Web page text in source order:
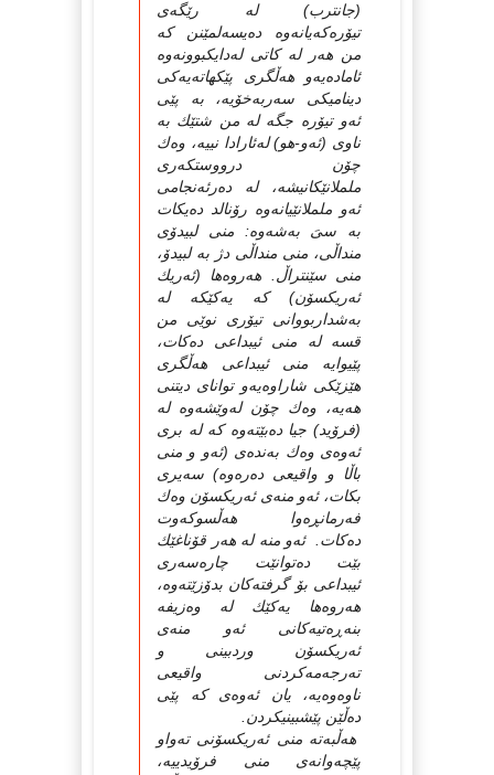
(جانترب) لە رێگەى
تیۆرەكەیانەوە دەیسەلمێنن كە
من هەر لە كاتى لەدایكبوونەوە
ئامادەیەو هەڵگرى پێكهاتەیەكى
دینامیكى سەربەخۆیە، بە پێى
ئەو تیۆرە جگە لە من شتێك بە
ناوى (ئەو-هو) لەئارادا نییە، وەك
چۆن درووستكەرى
ململانێكانیشە، لە دەرئەنجامى
ئەو ململانێیانەوە رۆنالد دەیكات
بە سىَ بەشەوە: منى لبیدۆى
منداڵى، منى منداڵى دژ بە لبیدۆ،
منى سێنتراڵ. هەروەها (ئەریك
ئەریكسۆن) كە یەكێكە لە
بەشداربووانى تیۆرى نوێى من
قسە لە منى ئیبداعى دەكات،
پێیوایە منى ئیبداعى هەڵگرى
هێزێكى شاراوەیەو تواناى دیتنى
هەیە، وەك چۆن لەوێشەوە لە
(فرۆید) جیا دەبێتەوە كە لە برى
ئەوەى وەك بەندەى (ئەو و منى
باڵا و واقیعى دەرەوە) سەیرى
بكات، ئەو منەى ئەریكسۆن وەك
فەرمانڕەوا هەڵسوكەوت
دەكات. ئەو منە لە هەر قۆناغێك
بێت دەتوانێت چارەسەرى
ئیبداعى بۆ گرفتەكان بدۆزێتەوە،
هەروەها یەكێك لە وەزیفە
بنەڕەتیەكانى ئەو منەى
ئەریكسۆن وردبینى و
تەرجەمەكردنى واقیعى
ناوەوەیە، یان ئەوەى كە پێى
دەڵێن پێشبینیكردن.
هەڵبەتە منى ئەریكسۆنى تەواو
پێچەوانەى منى فرۆیدییە،